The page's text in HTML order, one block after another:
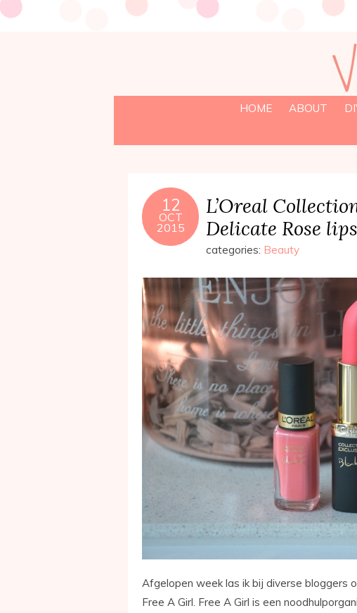
HOME ABOUT
12
OCT
2015
L’Oreal
Delicate Rose
categories: Beauty
Afgelopen week las ik bij diverse bloggers
Free A Girl. Free A Girl is een